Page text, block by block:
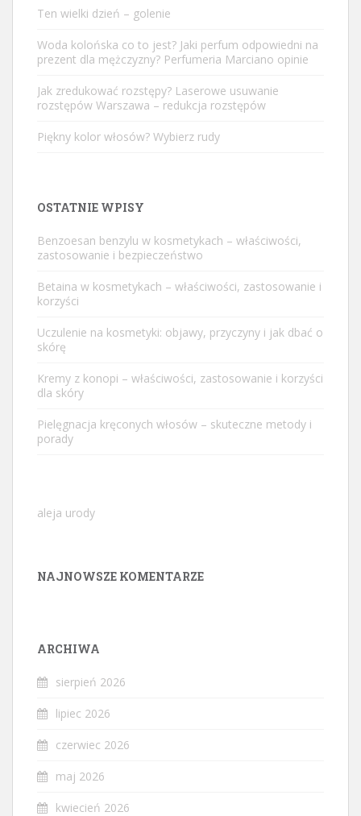
Ten wielki dzień – golenie
Woda kolońska co to jest? Jaki perfum odpowiedni na
prezent dla mężczyzny? Perfumeria Marciano opinie
Jak zredukować rozstępy? Laserowe usuwanie
rozstępów Warszawa – redukcja rozstępów
Piękny kolor włosów? Wybierz rudy
OSTATNIE WPISY
Benzoesan benzylu w kosmetykach – właściwości,
zastosowanie i bezpieczeństwo
Betaina w kosmetykach – właściwości, zastosowanie i
korzyści
Uczulenie na kosmetyki: objawy, przyczyny i jak dbać o
skórę
Kremy z konopi – właściwości, zastosowanie i korzyści
dla skóry
Pielęgnacja kręconych włosów – skuteczne metody i
porady
aleja urody
NAJNOWSZE KOMENTARZE
ARCHIWA
sierpień 2026
lipiec 2026
czerwiec 2026
maj 2026
kwiecień 2026